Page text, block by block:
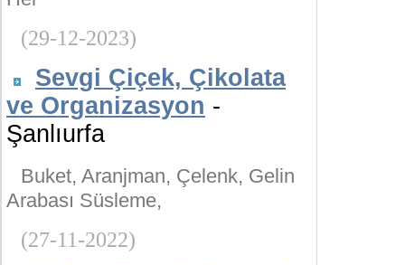
(29-12-2023)
Sevgi Çiçek, Çikolata
ve Organizasyon -
Şanlıurfa
Buket, Aranjman, Çelenk, Gelin
Arabası Süsleme,
(27-11-2022)